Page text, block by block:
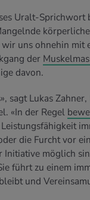
Uralt-
uns ohnehin mit
der
davon.
sagt Lukas
«In der Regel
die Furcht vor
Initiative möglich
führt zu einem
und